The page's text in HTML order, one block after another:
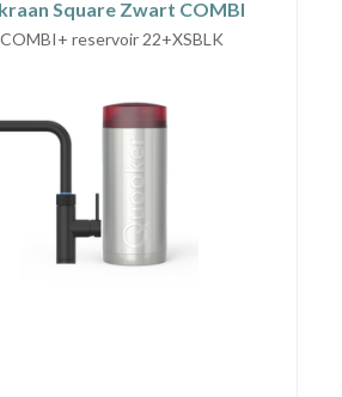
Square Zwart COMBI
COMBI+ reservoir 22+XSBLK